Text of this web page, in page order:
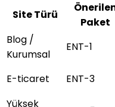
Site Türü
Paket
Blog /
Kurumsal
ENT-1
E-ticaret ENT-3
Yüksek